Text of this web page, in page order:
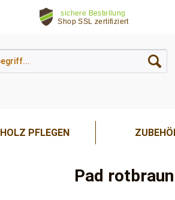
sichere Bestellung
Shop SSL zertifiziert
HOLZ PFLEGEN
Pad